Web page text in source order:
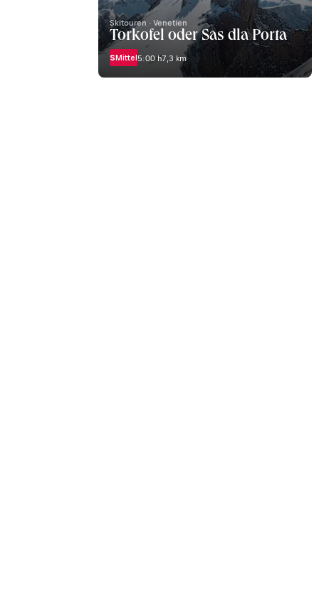
Skitouren · Venetien
Torkofel oder Sas dla Porta
SMittel5:00 h7,3 km